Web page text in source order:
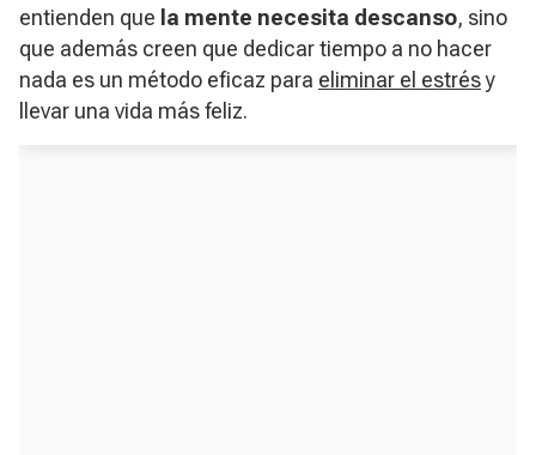
entienden que la mente necesita descanso, sino
que además creen que dedicar tiempo a no hacer
nada es un método eficaz para eliminar el estrésy
llevar una vida más feliz.